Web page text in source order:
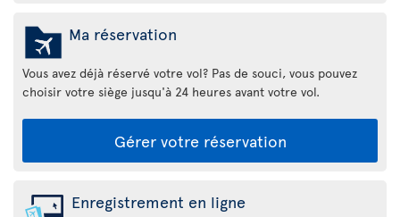
Ma réservation
Vous avez déjà réservé votre vol? Pas de souci, vous pouvez
choisir votre siège jusqu'à 24 heures avant votre vol.
Gérer votre réservation
Enregistrement en ligne